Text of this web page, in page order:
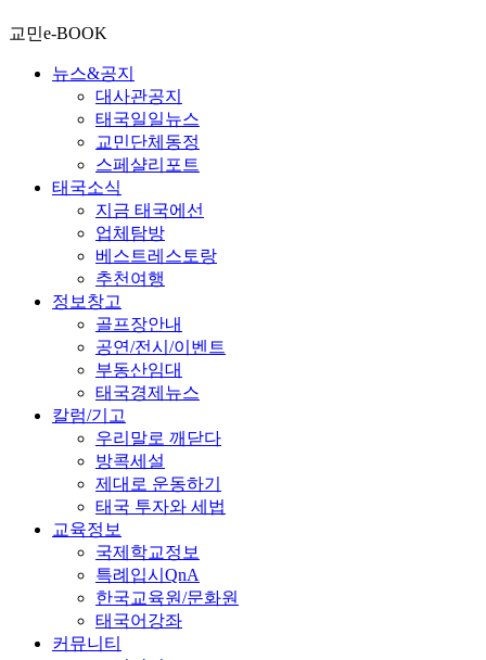
교민e-BOOK
뉴스&공지
대사관공지
태국일일뉴스
교민단체동정
스페샬리포트
태국소식
지금 태국에선
업체탐방
베스트레스토랑
추천여행
정보창고
골프장안내
공연/전시/이벤트
부동산임대
태국경제뉴스
칼럼/기고
우리말로 깨닫다
방콕세설
제대로 운동하기
태국 투자와 세법
교육정보
국제학교정보
특례입시QnA
한국교육원/문화원
태국어강좌
커뮤니티